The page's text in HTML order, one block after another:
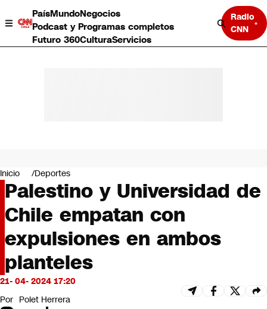
PaísMundoNegocios
Podcast y Programas completos
Futuro 360CulturaServicios
Radio
CNN
Negocios
Deportes
Programas completos
Cultura
Servicios
Bits
CNN Data
CNN tiempo
Futuro 360
Inicio Deportes
Palestino y Universidad de
Chile empatan con
expulsiones en ambos
planteles
21- 04- 2024 17:20
Por Polet Herrera